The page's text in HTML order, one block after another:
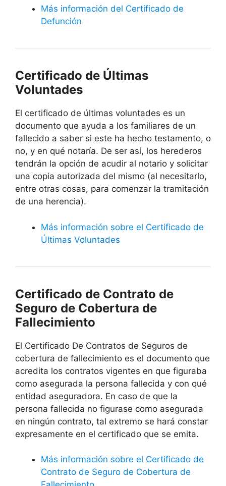
Más información del Certificado de
Defunción
Certificado de Últimas
Voluntades
El certificado de últimas voluntades es un
documento que ayuda a los familiares de un
fallecido a saber si este ha hecho testamento, o
no, y en qué notaría. De ser así, los herederos
tendrán la opción de acudir al notario y solicitar
una copia autorizada del mismo (al necesitarlo,
entre otras cosas, para comenzar la tramitación
de una herencia).
Más información sobre el Certificado de
Últimas Voluntades
Certificado de Contrato de
Seguro de Cobertura de
Fallecimiento
El Certificado De Contratos de Seguros de
cobertura de fallecimiento es el documento que
acredita los contratos vigentes en que figuraba
como asegurada la persona fallecida y con qué
entidad aseguradora. En caso de que la
persona fallecida no figurase como asegurada
en ningún contrato, tal extremo se hará constar
expresamente en el certificado que se emita.
Más información sobre el Certificado de
Contrato de Seguro de Cobertura de